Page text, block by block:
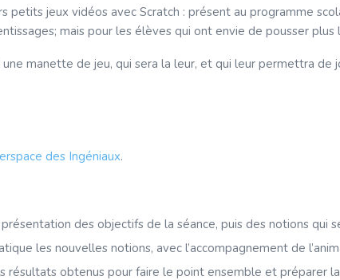
petits jeux vidéos avec Scratch : présent au programme
mais pour les élèves qui ont envie de pousser plus
manette de jeu, qui sera la leur, et qui leur permettra de
des Ingéniaux.
des objectifs de la séance, puis des notions qui
les nouvelles notions, avec l’accompagnement de
résultats obtenus pour faire le point ensemble et préparer